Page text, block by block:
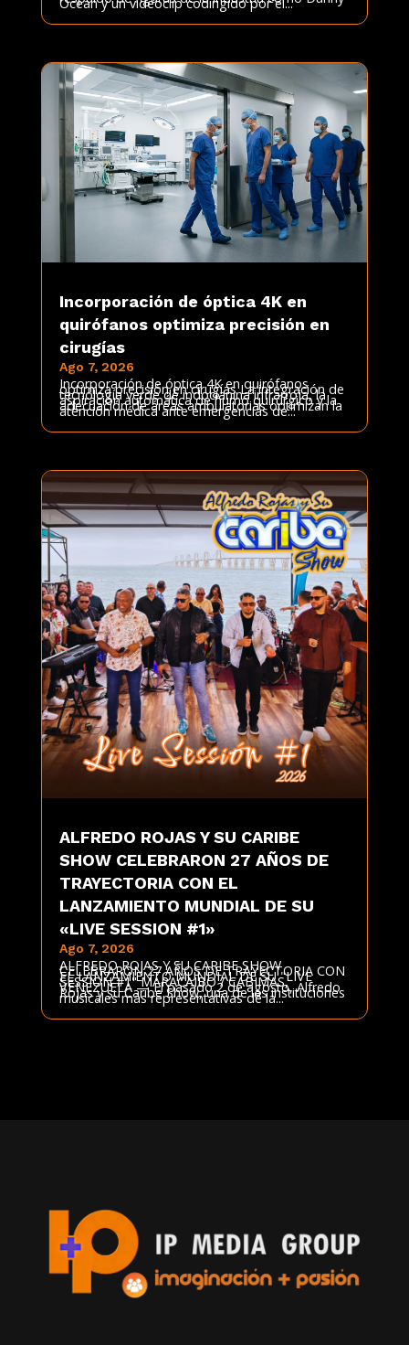
Incorporación de óptica 4K en
quirófanos optimiza precisión en
cirugías
Ago 7, 2026
Incorporación de óptica 4K en quirófanos
optimiza precisión en cirugías La integración de
tecnología verde de indocianina infrarroja, la
aspiración automática de humo quirúrgico y la
adecuación de áreas ambulatorias optimizan la
atención médica ante emergencias de...
ALFREDO ROJAS Y SU CARIBE
SHOW CELEBRARON 27 AÑOS DE
TRAYECTORIA CON EL
LANZAMIENTO MUNDIAL DE SU
«LIVE SESSION #1»
Ago 7, 2026
ALFREDO ROJAS Y SU CARIBE SHOW
CELEBRARON 27 AÑOS DE TRAYECTORIA CON
EL LANZAMIENTO MUNDIAL DE SU "LIVE
SESSION #1" MARACAIBO / CABIMAS,
VENEZUELA — El pasado 2 de agosto, Alfredo
Rojas y su Caribe Show, una de las instituciones
musicales más representativas de la...